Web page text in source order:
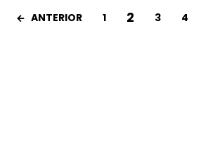
ANTERIOR 1 2 3 4